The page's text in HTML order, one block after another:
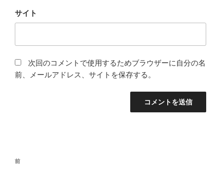
サイト
次回のコメントで使用するためブラウザーに自分の名
前、メールアドレス、サイトを保存する。
投
前
前